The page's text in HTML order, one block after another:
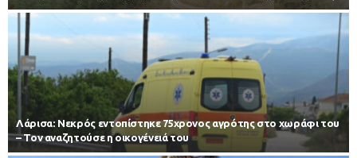
Λάρισα: Νεκρός εντοπίστηκε 75χρονος αγρότης στο χωράφι του
– Toν αναζητούσε η οικογένειά του